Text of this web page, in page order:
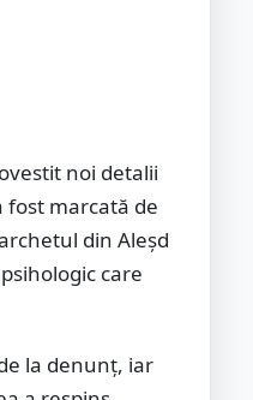
noi detalii
fost marcată de
din Aleșd
care
la denunț, iar